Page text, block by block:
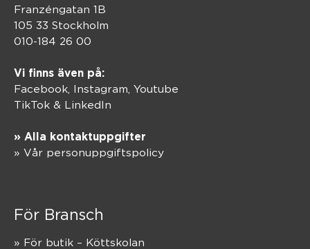
Franzéngatan 1B
105 33 Stockholm
010-184 26 00
Vi finns även på:
Facebook, Instagram Youtube
TikTok & LinkedIn
» Alla kontaktuppgifter
» Vår personuppgiftspolicy
För Bransch
» För butik – Köttskolan